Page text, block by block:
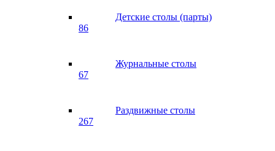
Детские столы (парты)
86
Журнальные столы
67
Раздвижные столы
267